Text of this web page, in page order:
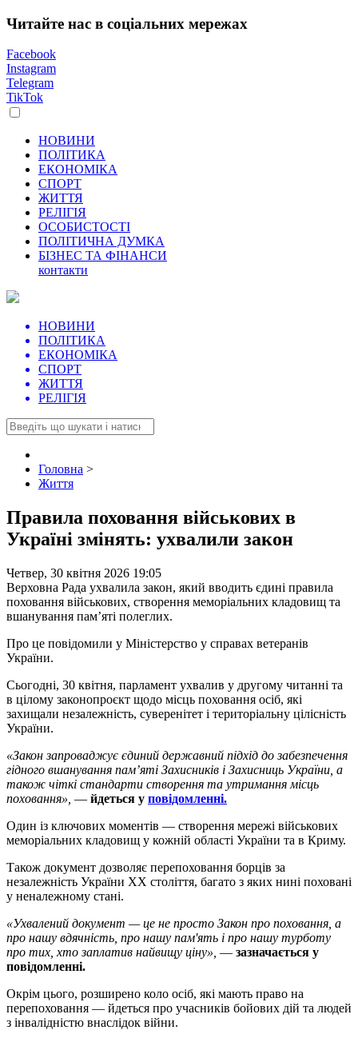
Читайте нас в соціальних мережах
Facebook
Instagram
Telegram
TikTok
НОВИНИ
ПОЛІТИКА
ЕКОНОМІКА
СПОРТ
ЖИТТЯ
РЕЛІГІЯ
ОСОБИСТОСТІ
ПОЛІТИЧНА ДУМКА
БІЗНЕС ТА ФІНАНСИ
контакти
НОВИНИ
ПОЛІТИКА
ЕКОНОМІКА
СПОРТ
ЖИТТЯ
РЕЛІГІЯ
Головна >
Життя
Правила поховання військових в
Україні змінять: ухвалили закон
Четвер, 30 квітня 2026 19:05
Верховна Рада ухвалила закон, який вводить єдині правила
поховання військових, створення меморіальних кладовищ та
вшанування пам’яті полеглих.
Про це повідомили у Міністерство у справах ветеранів
України.
Сьогодні, 30 квітня, парламент ухвалив у другому читанні та
в цілому законопроєкт щодо місць поховання осіб, які
захищали незалежність, суверенітет і територіальну цілісність
України.
«Закон запроваджує єдиний державний підхід до забезпечення
гідного вшанування пам’яті Захисників і Захисниць України, а
також чіткі стандарти створення та утримання місць
поховання», — йдеться у повідомленні.
Один із ключових моментів — створення мережі військових
меморіальних кладовищ у кожній області України та в Криму.
Також документ дозволяє перепоховання борців за
незалежність України ХХ століття, багато з яких нині поховані
у неналежному стані.
«Ухвалений документ — це не просто Закон про поховання, а
про нашу вдячність, про нашу пам'ять і про нашу турботу
про тих, хто заплатив найвищу ціну», — зазначається у
повідомленні.
Окрім цього, розширено коло осіб, які мають право на
перепоховання — йдеться про учасників бойових дій та людей
з інвалідністю внаслідок війни.